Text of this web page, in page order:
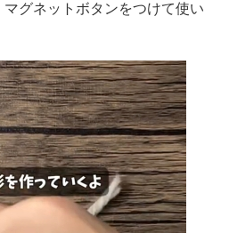
グネットボタンをつけて使い